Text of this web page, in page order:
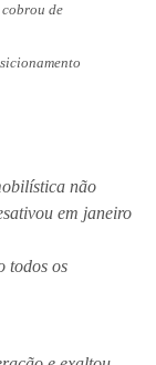
de
não
em janeiro
todos os